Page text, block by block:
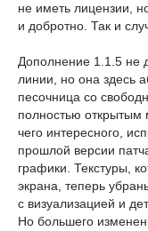
не иметь лицензии,
и добротно. Так и
Дополнение 1.1.5 не
линии, но она здесь
песочница со
полностью
чего интересного,
прошлой версии
графики. Текстуры,
экрана, теперь
с визуализацией и
Но большего